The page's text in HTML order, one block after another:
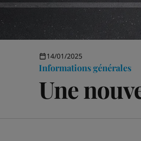
14/01/2025
Informations générales
Une